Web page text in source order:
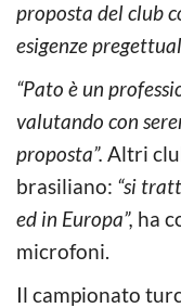
proposta del club
esigenze
“Pato è un
valutando con
proposta”. Altri
brasiliano: “si
ed in Europa”, ha
microfoni.
Il campionato